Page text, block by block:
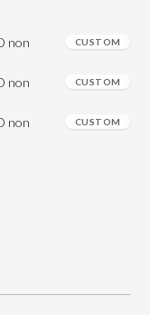
non
CUSTOM
non
CUSTOM
non
CUSTOM